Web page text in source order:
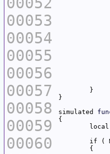
00053
00054
00055
00056
00057
00058
00059
00060
simulated
	local